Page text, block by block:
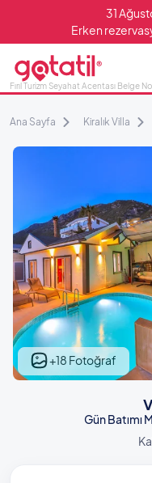
31
Erken
Fırıl Turizm Seyahat Acentası Belge
Ana Sayfa Kiralık Villa
Gün Batımı
+18 Fotoğraf